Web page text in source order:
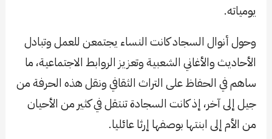
يومياته.
وحول أنوال السجاد كانت النساء يجتمعن للعمل وتبادل
الأحاديث والأغاني الشعبية وتعزيز الروابط الاجتماعية، ما
ساهم في الحفاظ على التراث الثقافي ونقل هذه الحرفة من
جيل إلى آخر، إذ كانت السجادة تنتقل في كثير من الأحيان
من الأم إلى ابنتها بوصفها إرثا عائليا.